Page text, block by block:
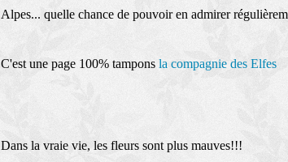
Alpes... quelle chance de pouvoir en admirer
C'est une page 100% tampons la compagnie des Elfes
Dans la vraie vie, les fleurs sont plus mauves!!!